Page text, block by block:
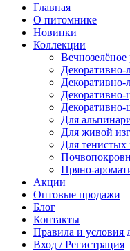
Главная
О питомнике
Новинки
Коллекции
Вечнозелёное
Декоративно-
Для
Для живой
Для тенистых
Пряно-
Акции
Оптовые продажи
Блог
Контакты
Правила и условия
Вход / Регистрация